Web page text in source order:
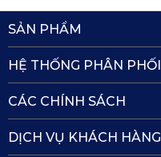
SẢN PHẨM
HỆ THỐNG PHÂN PHỐI
CÁC CHÍNH SÁCH
DỊCH VỤ KHÁCH HÀNG